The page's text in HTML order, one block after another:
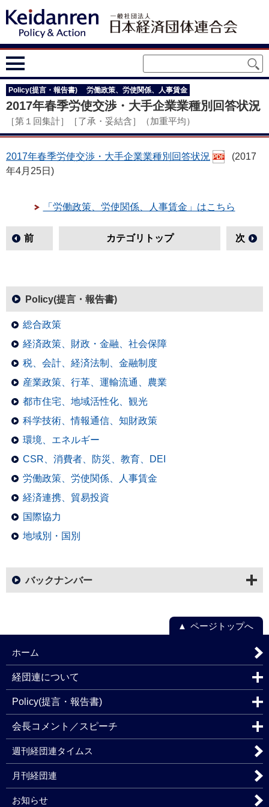
Policy(提言・報告書) 労働政策、労使関係、人事賃金
2017年春季労使交渉・大手企業業種別回答状況
［第１回集計］［了承・妥結含］（加重平均）
2017年春季労使交渉・大手企業業種別回答状況
(2017
年4月25日)
「労働政策、労使関係、人事賃金」はこちら
前 カテゴリトップ 次
Policy(提言・報告書)
総合政策
経済政策、財政・金融、社会保障
税、会計、経済法制、金融制度
産業政策、行革、運輸流通、農業
都市住宅、地域活性化、観光
科学技術、情報通信、知財政策
環境、エネルギー
CSR、消費者、防災、教育、DEI
労働政策、労使関係、人事賃金
経済連携、貿易投資
国際協力
地域別・国別
バックナンバー
ページトップへ
ホーム
経団連について
Policy(提言・報告書)
会長コメント／スピーチ
週刊経団連タイムス
月刊経団連
お知らせ